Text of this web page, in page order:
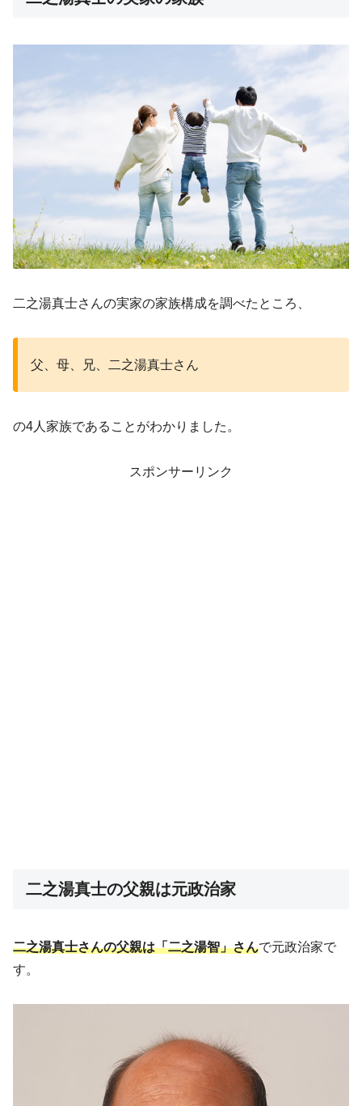
二之湯真士さんの実家の家族構成を調べたところ、
父、母、兄、二之湯真士さん
の4人家族であることがわかりました。
スポンサーリンク
二之湯真士の父親は元政治家
二之湯真士さんの父親は「二之湯智」さんで元政治家で
す。